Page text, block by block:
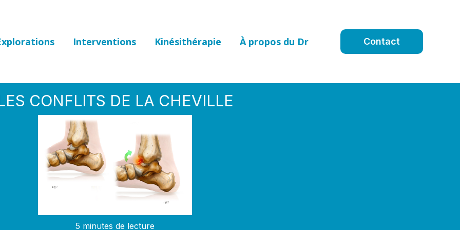
Interventions Kinésithérapie À propos du Dr Contact
CONFLITS DE LA CHEVILLE
5 minutes de lecture